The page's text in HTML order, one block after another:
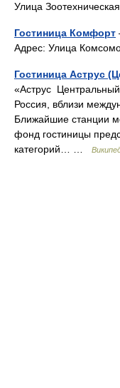
Улица
Гостиница Комфорт
Адрес: Улица
Гостиница Аструс
«Аструс
Россия, вблизи
Ближайшие станции
фонд гостиницы
категорий… …